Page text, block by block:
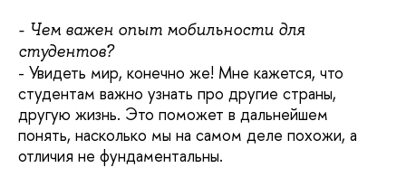
- Чем важен опыт мобильности для
студентов?
- Увидеть мир, конечно же! Мне кажется, что
студентам важно узнать про другие страны,
другую жизнь. Это поможет в дальнейшем
понять, насколько мы на самом деле похожи, а
отличия не фундаментальны.